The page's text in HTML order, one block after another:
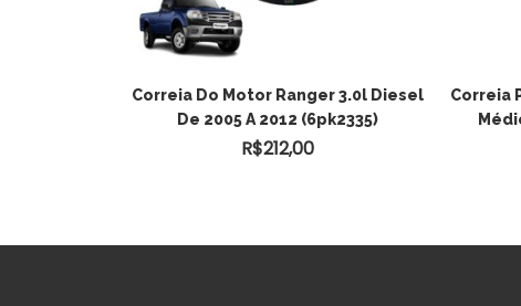
Correia Do Motor Ranger 3.0l Diesel
De 2005 A 2012 (6pk2335)
R$212,00
Correia